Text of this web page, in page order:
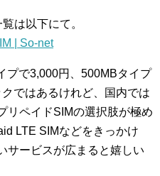
は以下にて。
| So-net
プで3,000円、500MBタイプ
ではあるけれど、国内では
リペイドSIMの選択肢が極め
LTE SIMなどをきっかけ
サービスが広まると嬉しい